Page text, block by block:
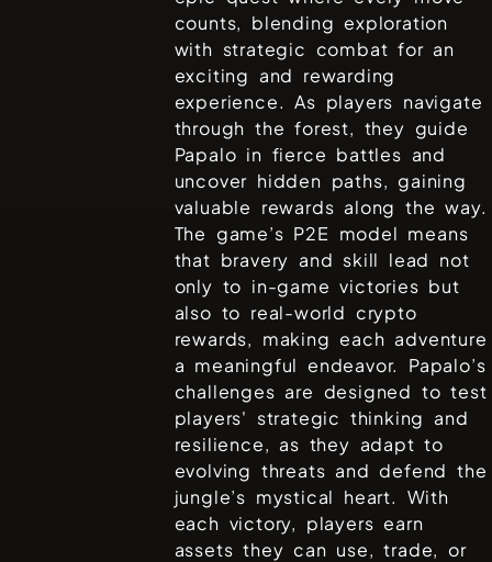
counts, blending exploration
with strategic combat for an
exciting and rewarding
experience. As players navigate
through the forest, they guide
Papalo in fierce battles and
uncover hidden paths, gaining
valuable rewards along the way.
The game’s P2E model means
that bravery and skill lead not
only to in-game victories but
also to real-world crypto
rewards, making each adventure
a meaningful endeavor. Papalo’s
challenges are designed to test
players' strategic thinking and
resilience, as they adapt to
evolving threats and defend the
jungle’s mystical heart. With
each victory, players earn
assets they can use, trade, or